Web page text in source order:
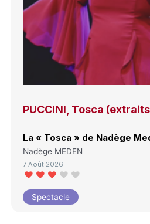
PUCCINI, Tosca
La « Tosca » de Nadège
Nadège MEDEN
7 Août 2026
Spectacle